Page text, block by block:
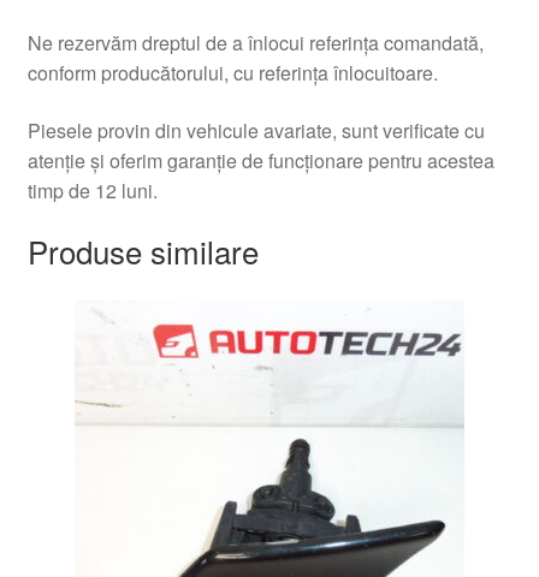
Ne rezervăm dreptul de a înlocui referința comandată,
conform producătorului, cu referința înlocuitoare.
Piesele provin din vehicule avariate, sunt verificate cu
atenție și oferim garanție de funcționare pentru acestea
timp de 12 luni.
Produse similare